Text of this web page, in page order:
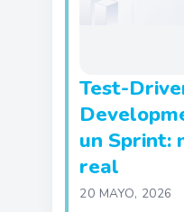
Test-
un Sprint:
real
20 MAYO, 2026